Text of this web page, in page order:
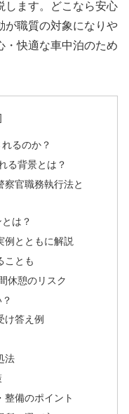
します。どこなら安心
が職質の対象になりや
・快適な車中泊のため
るのか？
る背景とは？
察官職務執行法と
は？
例とともに解説
ことも
休憩のリスク
け答え例
法
整備のポイント